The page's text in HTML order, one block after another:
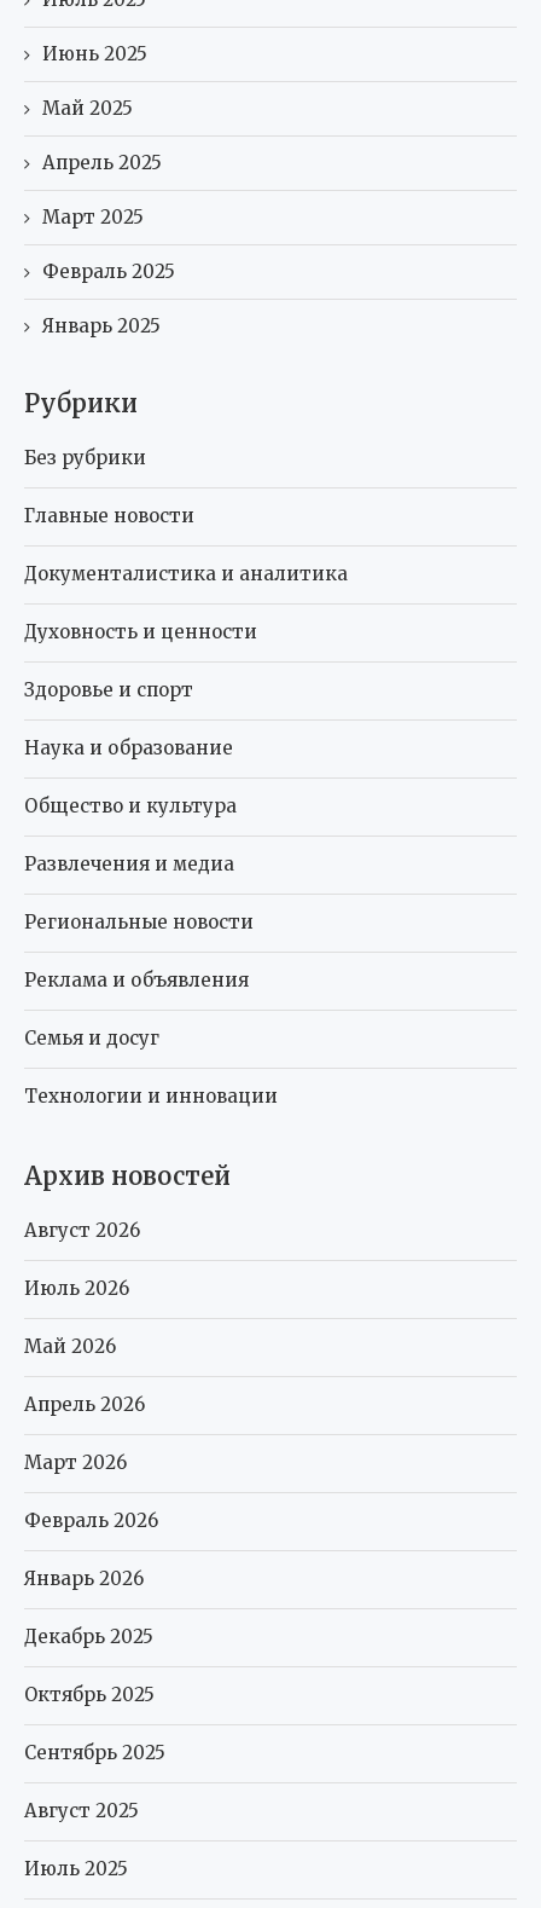
Июнь 2025
Май 2025
Апрель 2025
Март 2025
Февраль 2025
Январь 2025
Рубрики
Без рубрики
Главные новости
Документалистика и аналитика
Духовность и ценности
Здоровье и спорт
Наука и образование
Общество и культура
Развлечения и медиа
Региональные новости
Реклама и объявления
Семья и досуг
Технологии и инновации
Архив новостей
Август 2026
Июль 2026
Май 2026
Апрель 2026
Март 2026
Февраль 2026
Январь 2026
Декабрь 2025
Октябрь 2025
Сентябрь 2025
Август 2025
Июль 2025